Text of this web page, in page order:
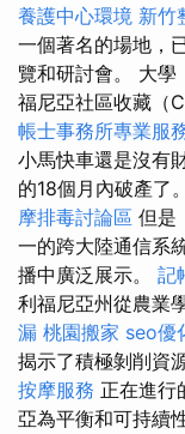
養護中心環境 新竹
一個著名的場地，
覽和研討會。 大學
福尼亞社區收藏（
帳士事務所專業服
小馬快車還是沒有
的18個月內破產了。
摩排毒討論區 但是
一的跨大陸通信系
播中廣泛展示。 記
利福尼亞州從農業
漏 桃園搬家 seo優
揭示了積極剝削資
按摩服務 正在進行
亞為平衡和可持續